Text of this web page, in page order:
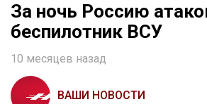
За ночь Россию
беспилотник ВСУ
10 месяцев назад
ВАШИ НОВОСТИ